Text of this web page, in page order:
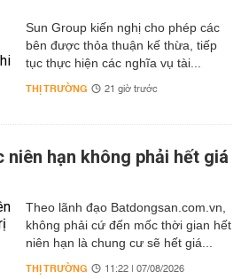
Sun Group kiến nghị cho phép các
bên được thỏa thuận kế thừa, tiếp
tục thực hiện các nghĩa vụ tài...
THỊ TRƯỜNG 21 giờ trước
niên hạn không phải hết giá
Theo lãnh đạo Batdongsan.com.vn,
không phải cứ đến mốc thời gian hết
niên hạn là chung cư sẽ hết giá...
THỊ TRƯỜNG 11:22 | 07/08/2026